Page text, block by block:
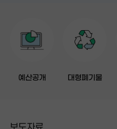
예산공개 대형폐기물
보도자료